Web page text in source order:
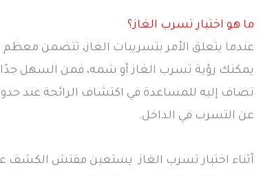
ما هو اختبار تسرب الغاز؟
عندما يتعلق الأمر بتسريبات الغاز، تتضمن
يمكنك رؤية تسرب الغاز أو شمه، فمن السهل جدًا
تضاف إليه للمساعدة في اكتشاف الرائحة عند
عن التسرب في الداخل.
أثناء اختبار تسرب الغاز يستعين مفتش الكشف